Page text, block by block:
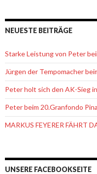
NEUESTE BEITRÄGE
Starke Leistung von Peter
Jürgen der Tempomacher
Peter holt sich den AK-Sieg
Peter beim 20.Granfondo
MARKUS FEYERER FÄHRT
UNSERE FACEBOOKSEITE